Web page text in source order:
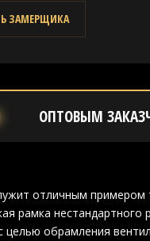
ЗАМЕРЩИКА
ОПТОВЫМ
отличным примером
рамка
обрамления